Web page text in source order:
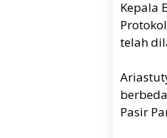
Kepala
telah
Pasir